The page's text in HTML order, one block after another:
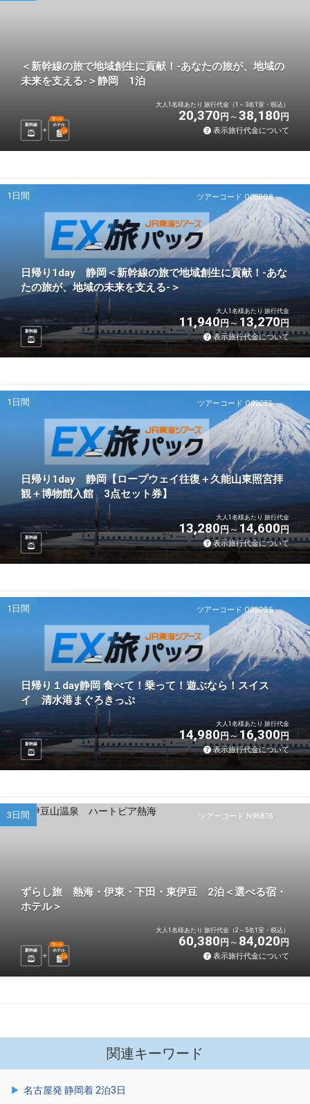
＜新幹線の旅で地域創生に貢献！-あなたの旅が、地域の
未来を支える-＞静岡 1泊
新幹線 ホテル
選べる
1 泊
大人1名様あたり 旅行代金（1～3名1室・税込）
20,370円 38,180円
表示旅行代金について
ツアーコード Q02BQ8
1日間
日帰り1day 静岡＜新幹線の旅で地域創生に貢献！-あな
たの旅が、地域の未来を支える-＞
新幹線
大人1名様あたり 旅行代金
11,940円 13,270円
表示旅行代金について
ツアーコード Q02C5S
1日間
日帰り1day 静岡【ロープウェイ往復＋久能山東照宮拝
観＋博物館入館 3点セット券】
新幹線
大人1名様あたり 旅行代金
13,280円 14,600円
表示旅行代金について
ツアーコード Q02CG5
1日間
日帰り１day静岡 食べて！乗って！遊ぶなら！スイス
イ 清水港まぐろきっぷ
新幹線
大人1名様あたり 旅行代金
14,980円 16,300円
表示旅行代金について
ツアーコード N96876
3日間
ずらし旅 熱海・伊東・下田・東伊豆 2泊＜選べる宿・
ホテル＞
新幹線 ホテル
選べる
2泊
大人1名様あたり 旅行代金（2～5名1室・税込）
60,380円 84,020円
表示旅行代金について
関連キーワード
名古屋発 静岡着 2泊3日